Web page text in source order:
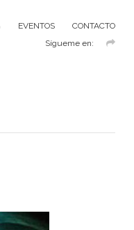
EVENTOS
CONTACTO
Sígueme en: